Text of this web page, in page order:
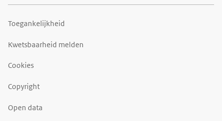
Toegankelijkheid
Kwetsbaarheid melden
Cookies
Copyright
Open data